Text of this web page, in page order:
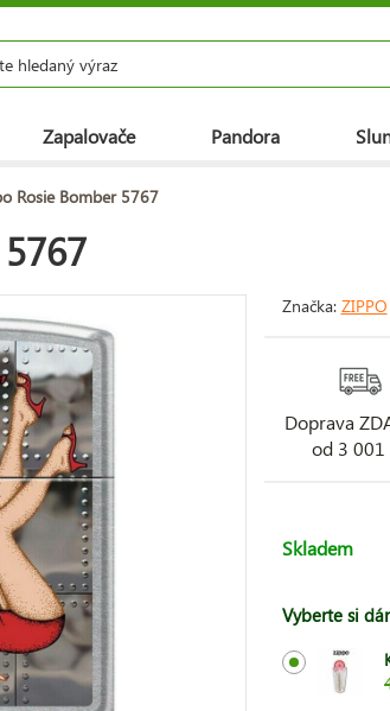
Zapalovače Pandora
Rosie Bomber 5767
Značka: ZIPPO
Doprava
od 3 001
Skladem
Vyberte si